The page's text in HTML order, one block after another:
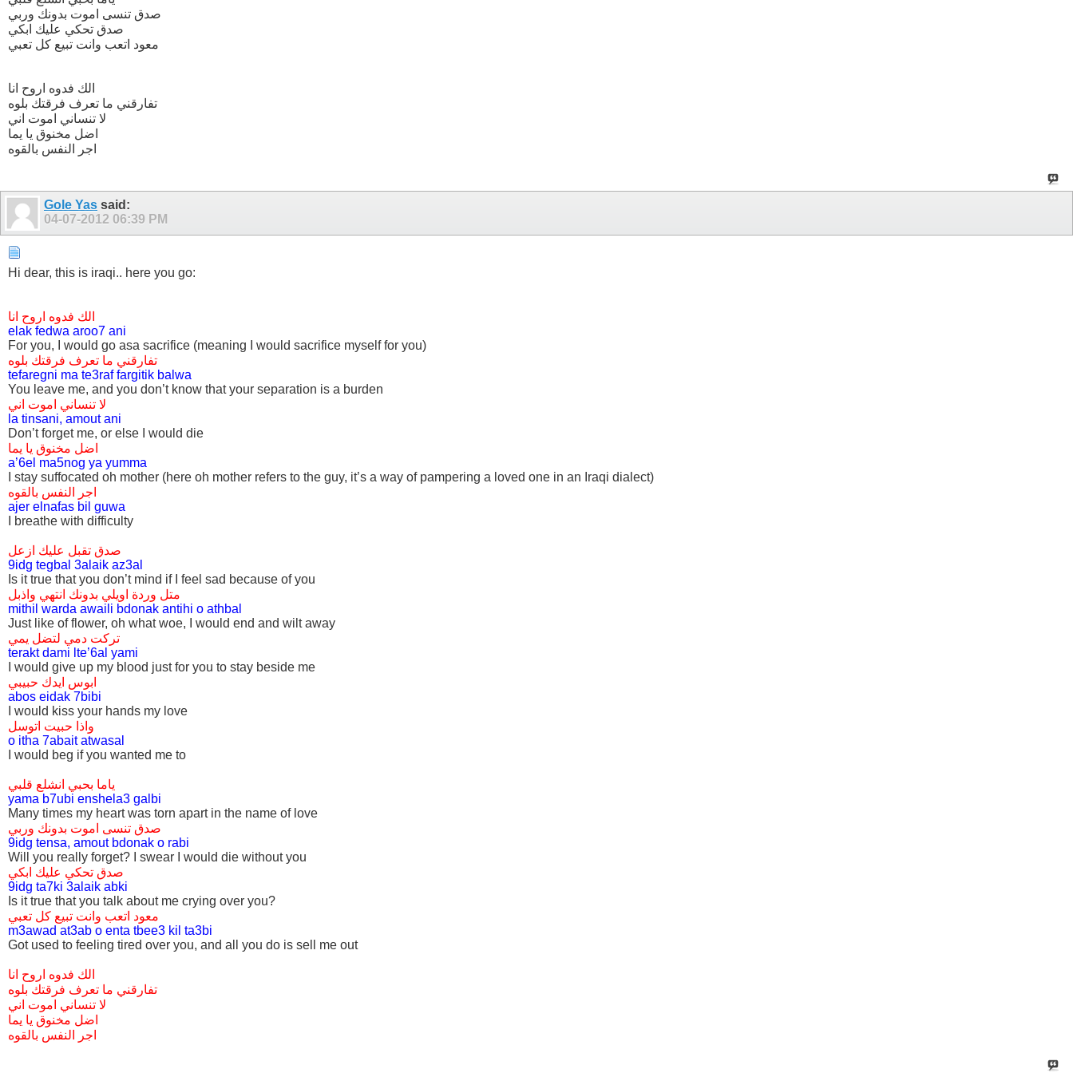
صدق تنسى اموت بدونك وربي
صدق تحكي عليك ابكي
معود اتعب وانت تبيع كل تعبي
الك فدوه اروح انا
تفارقني ما تعرف فرقتك بلوه
لا تنساني اموت اني
اضل مخنوق يا يما
اجر النفس بالقوه
Gole Yas said:
04-07-2012 06:39 PM
Hi dear, this is iraqi.. here you go:
الك فدوه اروح انا
elak fedwa aroo7 ani
For you, I would go asa sacrifice (meaning I would sacrifice myself for you)
تفارقني ما تعرف فرقتك بلوه
tefaregni ma te3raf fargitik balwa
You leave me, and you don’t know that your separation is a burden
لا تنساني اموت اني
la tinsani, amout ani
Don’t forget me, or else I would die
اضل مخنوق يا يما
a’6el ma5nog ya yumma
I stay suffocated oh mother (here oh mother refers to the guy, it’s a way of pampering a loved one in an Iraqi dialect)
اجر النفس بالقوه
ajer elnafas bil guwa
I breathe with difficulty
صدق تقبل عليك ازعل
9idg tegbal 3alaik az3al
Is it true that you don’t mind if I feel sad because of you
متل وردة اويلي بدونك انتهي واذبل
mithil warda awaili bdonak antihi o athbal
Just like of flower, oh what woe, I would end and wilt away
تركت دمي لتضل يمي
terakt dami lte’6al yami
I would give up my blood just for you to stay beside me
ابوس ايدك حبيبي
abos eidak 7bibi
I would kiss your hands my love
واذا حبيت اتوسل
o itha 7abait atwasal
I would beg if you wanted me to
ياما بحبي انشلع قلبي
yama b7ubi enshela3 galbi
Many times my heart was torn apart in the name of love
صدق تنسى اموت بدونك وربي
9idg tensa, amout bdonak o rabi
Will you really forget? I swear I would die without you
صدق تحكي عليك ابكي
9idg ta7ki 3alaik abki
Is it true that you talk about me crying over you?
معود اتعب وانت تبيع كل تعبي
m3awad at3ab o enta tbee3 kil ta3bi
Got used to feeling tired over you, and all you do is sell me out
الك فدوه اروح انا
تفارقني ما تعرف فرقتك بلوه
لا تنساني اموت اني
اضل مخنوق يا يما
اجر النفس بالقوه